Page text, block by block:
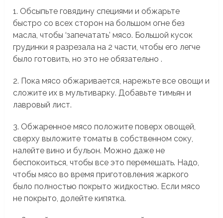
1. Обсыпьте говядину специями и обжарьте
быстро со всех сторон на большом огне без
масла, чтобы ‘запечатать’ мясо. Большой кусок
грудинки я разрезала на 2 части, чтобы его легче
было готовить, но это не обязательно .
2. Пока мясо обжаривается, нарежьте все овощи и
сложите их в мультиварку. Добавьте тимьян и
лавровый лист.
3. Обжаренное мясо положите поверх овощей,
сверху выложите томаты в собственном соку,
налейте вино и бульон. Можно даже не
беспокоиться, чтобы все это перемешать. Надо,
чтобы мясо во время приготовления жаркого
было полностью покрыто жидкостью. Если мясо
не покрыто, долейте кипятка.